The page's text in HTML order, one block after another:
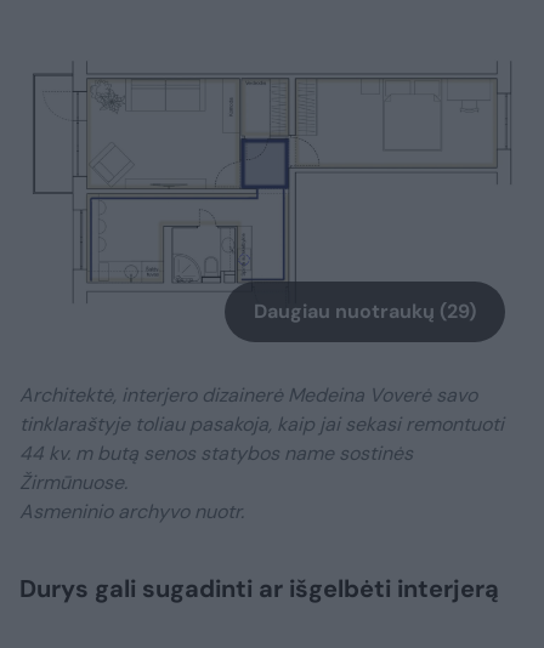
Daugiau nuotraukų (29)
Architektė, interjero dizainerė Medeina Voverė savo
tinklaraštyje toliau pasakoja, kaip jai sekasi remontuoti
44 kv. m butą senos statybos name sostinės
Žirmūnuose.
Asmeninio archyvo nuotr.
Durys gali sugadinti ar išgelbėti interjerą